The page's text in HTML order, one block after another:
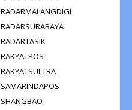
RADARMALANGDIGI
RADARSURABAYA
RADARTASIK
RAKYATPOS
RAKYATSULTRA
SAMARINDAPOS
SHANGBAO